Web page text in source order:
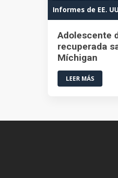
Informes de EE.
Adolescente
recuperada
Míchigan
LEER MÁS